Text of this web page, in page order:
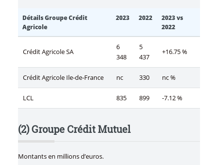
Détails Groupe Crédit
Agricole
2023 2022
2023 vs
2022
Crédit Agricole SA
6
348
5
437
+16.75 %
Crédit Agricole Ile-de-France nc 330 nc %
LCL 835 899 -7.12 %
(2) Groupe Crédit Mutuel
Montants en millions d’euros.